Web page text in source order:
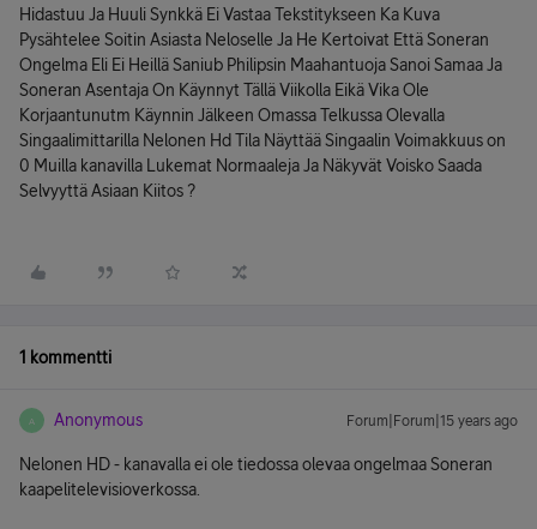
Hidastuu Ja Huuli Synkkä Ei Vastaa Tekstitykseen Ka Kuva
Pysähtelee Soitin Asiasta Neloselle Ja He Kertoivat Että Soneran
Ongelma Eli Ei Heillä Saniub Philipsin Maahantuoja Sanoi Samaa Ja
Soneran Asentaja On Käynnyt Tällä Viikolla Eikä Vika Ole
Korjaantunutm Käynnin Jälkeen Omassa Telkussa Olevalla
Singaalimittarilla Nelonen Hd Tila Näyttää Singaalin Voimakkuus on
0 Muilla kanavilla Lukemat Normaaleja Ja Näkyvät Voisko Saada
Selvyyttä Asiaan Kiitos ?
1 kommentti
A Anonymous Forum|Forum|15 years ago
Nelonen HD - kanavalla ei ole tiedossa olevaa ongelmaa Soneran
kaapelitelevisioverkossa.